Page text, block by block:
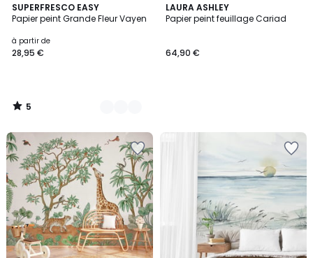
SUPERFRESCO EASY
Papier peint Grande Fleur Vayen
à partir de
28,95 €
5
/
3
Couleurs
5
/
LAURA ASHLEY
Papier peint feuillage Cariad
64,90 €